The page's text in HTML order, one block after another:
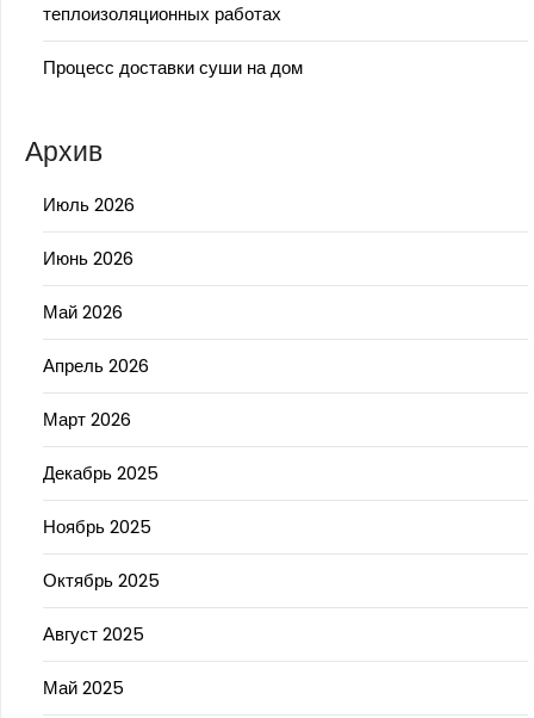
теплоизоляционных работах
Процесс доставки суши на дом
Архив
Июль 2026
Июнь 2026
Май 2026
Апрель 2026
Март 2026
Декабрь 2025
Ноябрь 2025
Октябрь 2025
Август 2025
Май 2025